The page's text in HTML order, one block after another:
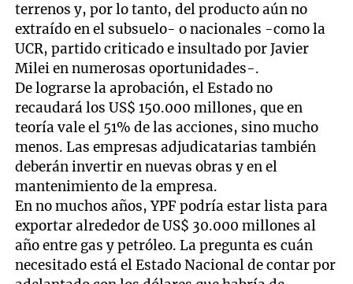
terrenos y, por lo tanto, del producto aún no
extraído en el subsuelo- o nacionales -como la
UCR, partido criticado e insultado por Javier
Milei en numerosas oportunidades-.
De lograrse la aprobación, el Estado no
recaudará los US$ 150.000 millones, que en
teoría vale el 51% de las acciones, sino mucho
menos. Las empresas adjudicatarias también
deberán invertir en nuevas obras y en el
mantenimiento de la empresa.
En no muchos años, YPF podría estar lista para
exportar alrededor de US$ 30.000 millones al
año entre gas y petróleo. La pregunta es cuán
necesitado está el Estado Nacional de contar por